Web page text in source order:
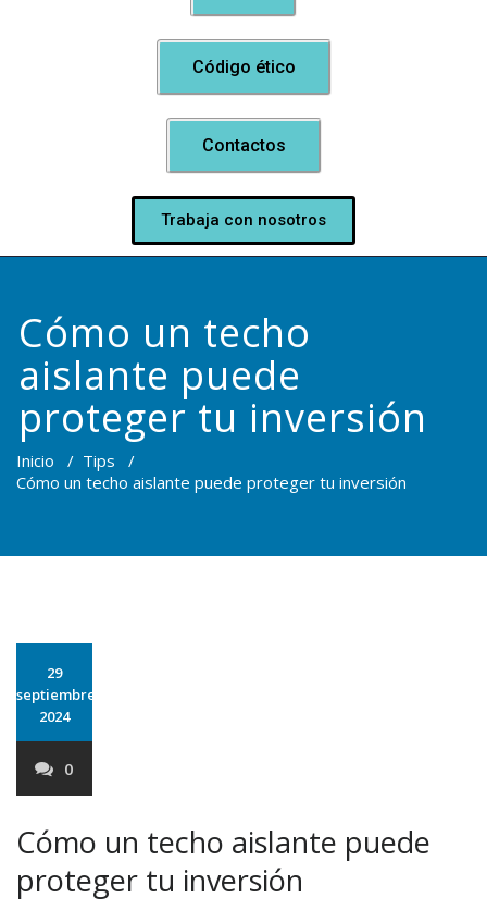
Código ético
Contactos
Trabaja con nosotros
Cómo un techo
aislante puede
proteger tu inversión
Inicio / Tips /
Cómo un techo aislante puede proteger tu inversión
29
septiembre
2024
0
Cómo un techo aislante puede
proteger tu inversión